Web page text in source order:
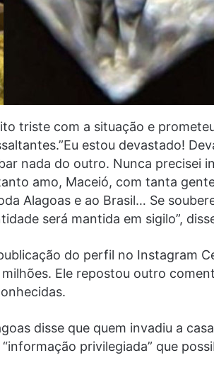
triste com a situação e
estou devastado!
nada do outro. Nunca precisei
amo, Maceió, com tanta
Alagoas e ao Brasil… Se
será mantida em sigilo”,
do perfil no Instagram
Ele repostou outro
disse que quem invadiu a
privilegiada” que